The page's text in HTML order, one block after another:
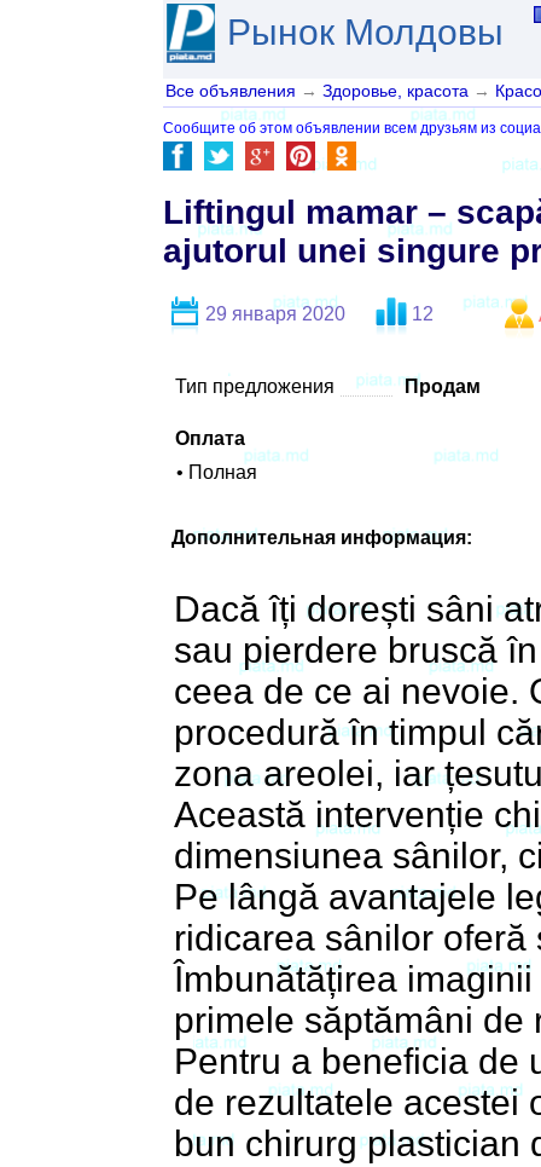
Рынок Молдовы
Все объявления → Здоровье, красота →
Сообщите об этом объявлении всем друзьям из
Liftingul mamar –
ajutorul unei singure
29 января 2020 12
Тип предложения Продам
Оплата
• Полная
Дополнительная информация:
Dacă îți dorești sâni
sau pierdere bruscă
ceea de ce ai nevoie.
procedură în timpul
zona areolei, iar
Această intervenție
dimensiunea sânilor,
Pe lângă avantajele
ridicarea sânilor
Îmbunătățirea
primele săptămâni de
Pentru a beneficia de
de rezultatele acestei
bun chirurg plastician